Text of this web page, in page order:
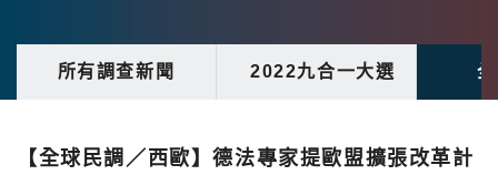
所有調查新聞 2022九合一大選
【全球民調／西歐】德法專家提歐盟擴張改革計